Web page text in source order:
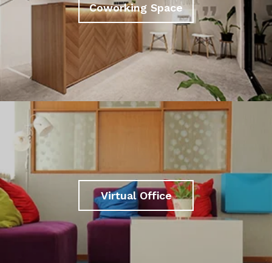
Coworking Space
Virtual Office